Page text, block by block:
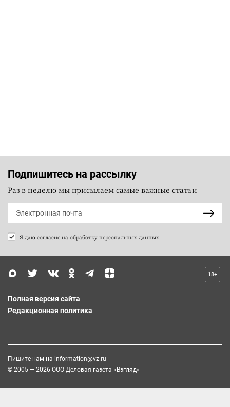
Подпишитесь на рассылку
Раз в неделю мы присылаем самые важные статьи
Я даю согласие на обработку персональных данных
18+
Полная версия сайта
Редакционная политика
Пишите нам на information@vz.ru
© 2005 — 2026 ООО Деловая газета «Взгляд»